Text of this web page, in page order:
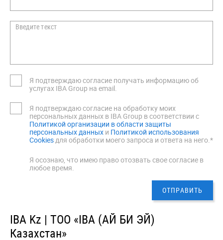
Введите текст
Я подтверждаю согласие получать информацию об
услугах IBA Group на email.
Я подтверждаю согласие на обработку моих
персональных данных в IBA Group в соответствии с
Политикой организации в области защиты
персональных данных и Политикой использования
Cookiesдля обработки моего запроса и ответа на него.*
Я осознаю, что имею право отозвать свое согласие в
любое время.
IBA Kz | ТОО «IBA (АЙ БИ ЭЙ)
Казахстан»